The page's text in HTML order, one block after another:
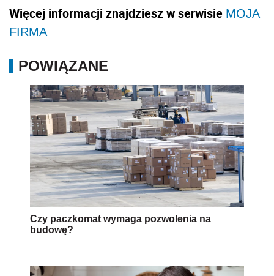
Więcej informacji znajdziesz w serwisie MOJA
FIRMA
POWIĄZANE
Czy paczkomat wymaga pozwolenia na
budowę?